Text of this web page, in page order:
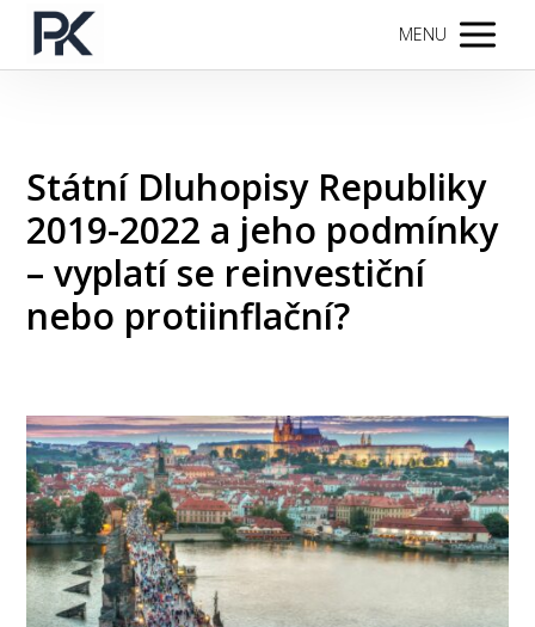
MENU
Státní Dluhopisy Republiky
2019-2022 a jeho podmínky
– vyplatí se reinvestiční
nebo protiinflační?